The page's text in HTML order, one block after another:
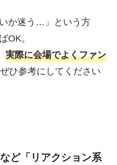
か迷う…」という方
OK。
実際に会場でよくファン
ひ参考にしてください
ど「リアクション系